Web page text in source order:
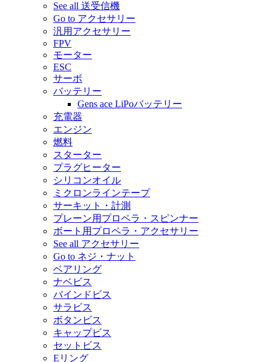
See all 送受信機
Go to アクセサリー
汎用アクセサリー
FPV
モーター
ESC
サーボ
バッテリー
Gens ace LiPoバッテリー
充電器
エンジン
燃料
スターター
プラグヒーター
シリコンオイル
ミクロンラインテープ
サーキット・計測
プレーン用プロペラ・スピンナー
ボート用プロペラ・アクセサリー
See all アクセサリー
Go to ネジ・ナット
ベアリング
ナベビス
バインドビス
サラビス
ボタンビス
キャップビス
セットビス
Eリング